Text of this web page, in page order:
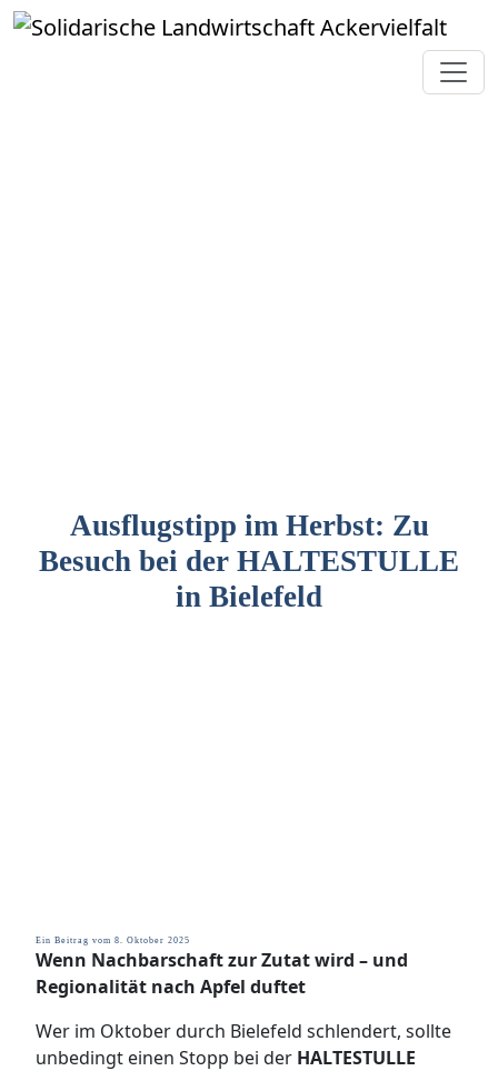
Ausflugstipp im Herbst: Zu
Besuch bei der HALTESTULLE
in Bielefeld
Ein Beitrag vom 8. Oktober 2025
Wenn Nachbarschaft zur Zutat wird – und
Regionalität nach Apfel duftet
Wer im Oktober durch Bielefeld schlendert, sollte
unbedingt einen Stopp bei der HALTESTULLE